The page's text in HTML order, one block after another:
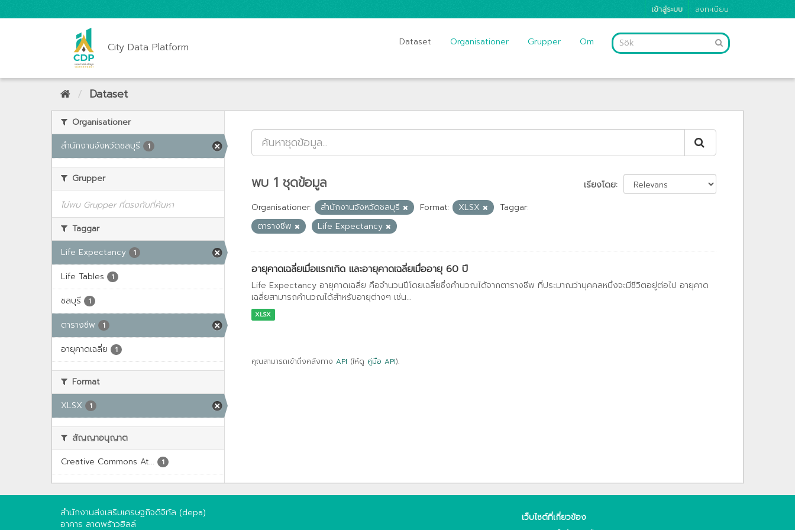
เข้าสู่ระบบ ลงทะเบียน
City Data Platform Dataset Organisationer Grupper Om
Dataset
Organisationer
สำนักงานจังหวัดชลบุรี
1
Grupper
ไม่พบ Grupper ที่ตรงกับที่ค้นหา
Taggar
Life Expectancy
1
Life Tables 1
ชลบุรี 1
ตารางชีพ 1
อายุคาดเฉลี่ย 1
Format
XLSX
1
สัญญาอนุญาต
Creative Commons At...
1
เรียงโดย
พบ 1 ชุดข้อมูล
Organisationer: สำนักงานจังหวัดชลบุรี Format: XLSX
Taggar:
ตารางชีพ
Life Expectancy
อายุคาดเฉลี่ยเมื่อแรกเกิด และอายุคาดเฉลี่ยเมื่ออายุ 60 ปี
Life Expectancy อายุคาดเฉลี่ย คือจำนวนปีโดยเฉลี่ยซึ่งคำนวณได้จากตารางชีพ ที่ประมาณว่าบุคคลหนึ่งจะมีชีวิตอยู่ต่อไป อายุคาด
เฉลี่ยสามารถคำนวณได้สำหรับอายุต่างๆ เช่น...
XLSX
คุณสามารถเข้าถึงคลังทาง API (ให้ดู คู่มือ API).
สำนักงานส่งเสริมเศรษฐกิจดิจิทัล (depa)
อาคาร ลาดพร้าวฮิลล์
เว็บไซต์ที่เกี่ยวข้อง